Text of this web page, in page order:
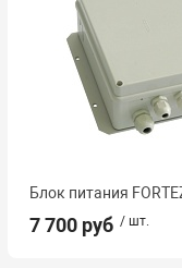
Блок питания
7 700 руб / шт.